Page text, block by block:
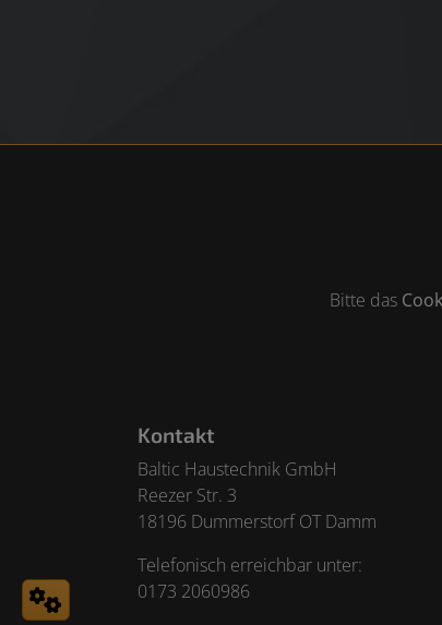
Bitte das
Footer - Kontaktdaten und
Kontakt
Baltic Haustechnik GmbH
Reezer Str. 3
18196 Dummerstorf OT Damm
Telefonisch erreichbar unter:
0173 2060986